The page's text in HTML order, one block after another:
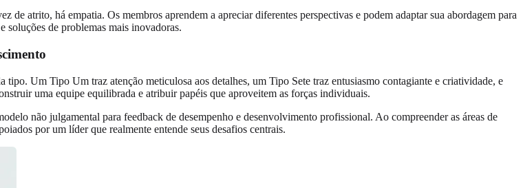
de atrito, há empatia. Os membros aprendem a apreciar diferentes perspectivas e podem adaptar sua abordagem para
soluções de problemas mais inovadoras.
Um Tipo Um traz atenção meticulosa aos detalhes, um Tipo Sete traz entusiasmo contagiante e criatividade, e
uma equipe equilibrada e atribuir papéis que aproveitem as forças individuais.
não julgamental para feedback de desempenho e desenvolvimento profissional. Ao compreender as áreas de
por um líder que realmente entende seus desafios centrais.